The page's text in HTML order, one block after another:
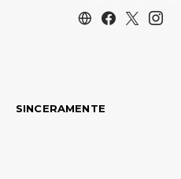
SINCERAMENTE